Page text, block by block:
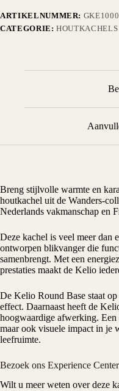
ARTIKELNUMMER: GKE1000
CATEGORIE:HOUTKACHELS
Breng stijlvolle warmte en
houtkachel uit de Wanders-
Nederlands vakmanschap en
Deze kachel is veel meer dan
ontworpen blikvanger die
samenbrengt. Met een
prestaties maakt de Kelio
De Kelio Round Base staat
effect. Daarnaast heeft de
hoogwaardige afwerking.
maar ook visuele impact in je
leefruimte.
Bezoek ons Experience Center
Wilt u meer weten over deze